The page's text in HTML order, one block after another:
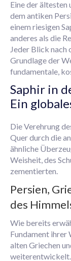
Eine der ältesten
dem antiken
einem riesigen
anderes als die
Jeder Blick nach
Grundlage der
fundamentale,
Saphir in
Ein
Die Verehrung
Quer durch die
ähnliche
Weisheit, des
zementierten.
Persien,
des
Wie bereits
Fundament ihrer
alten Griechen
weiterentwickelt.